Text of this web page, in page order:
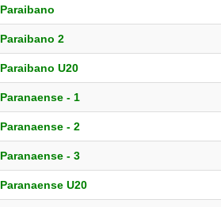
Paraibano
Paraibano 2
Paraibano U20
Paranaense - 1
Paranaense - 2
Paranaense - 3
Paranaense U20